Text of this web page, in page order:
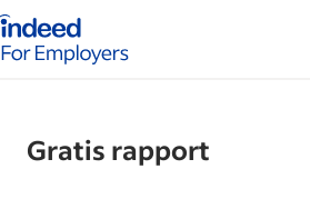
van Indeed - Voor werkgevers
Gratis rapport